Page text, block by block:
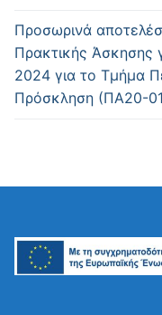
Προσωρινά
Πρακτικής Άσκησης
2024 για το Τμήμα
Πρόσκληση (ΠΑ20-